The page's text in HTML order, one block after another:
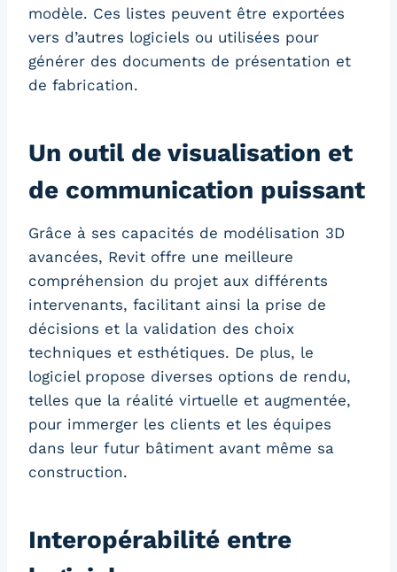
modèle. Ces listes peuvent être exportées
vers d’autres logiciels ou utilisées pour
générer des documents de présentation et
de fabrication.
Un outil de visualisation et
de communication puissant
Grâce à ses capacités de modélisation 3D
avancées, Revit offre une meilleure
compréhension du projet aux différents
intervenants, facilitant ainsi la prise de
décisions et la validation des choix
techniques et esthétiques. De plus, le
logiciel propose diverses options de rendu,
telles que la réalité virtuelle et augmentée,
pour immerger les clients et les équipes
dans leur futur bâtiment avant même sa
construction.
Interopérabilité entre